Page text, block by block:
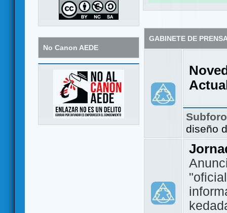
No Canon AEDE
GABINETE DE
diseño